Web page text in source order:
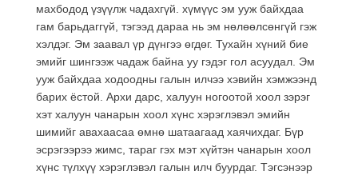
махбодод үзүүлж чадахгүй. хүмүүс эм ууж байхдаа
гам барьдаггүй, тэгээд дараа нь эм нөлөөлсөнгүй гэж
хэлдэг. Эм заавал үр дүнгээ өгдөг. Тухайн хүний бие
эмийг шингээж чадаж байна уу гэдэг гол асуудал. Эм
ууж байхдаа ходоодны галын илчээ хэвийн хэмжээнд
барих ёстой. Архи дарс, халуун ногоотой хоол зэрэг
хэт халуун чанарын хоол хүнс хэрэглэвэл эмийн
шимийг авахаасаа өмнө шатаагаад хаячихдаг. Бүр
эсрэгээрээ жимс, тараг гэх мэт хүйтэн чанарын хоол
хүнс түлхүү хэрэглэвэл галын илч буурдаг. Тэгсэнээр